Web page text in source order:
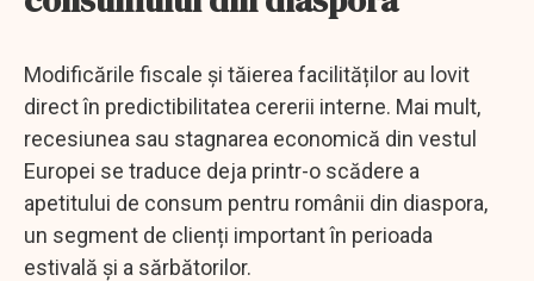
Modificările fiscale și tăierea facilităților au lovit
direct în predictibilitatea cererii interne. Mai mult,
recesiunea sau stagnarea economică din vestul
Europei se traduce deja printr-o scădere a
apetitului de consum pentru românii din diaspora,
un segment de clienți important în perioada
estivală și a sărbătorilor.